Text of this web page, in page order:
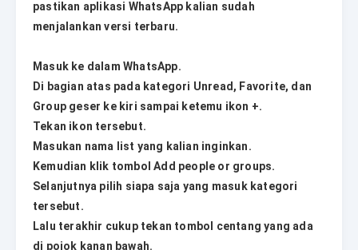
pastikan aplikasi WhatsApp kalian sudah
menjalankan versi terbaru.
Masuk ke dalam WhatsApp.
Di bagian atas pada kategori Unread, Favorite, dan
Group geser ke kiri sampai ketemu ikon +.
Tekan ikon tersebut.
Masukan nama list yang kalian inginkan.
Kemudian klik tombol Add people or groups.
Selanjutnya pilih siapa saja yang masuk kategori
tersebut.
Lalu terakhir cukup tekan tombol centang yang ada
di pojok kanan bawah.